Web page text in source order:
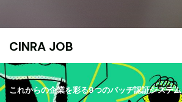
CINRA JOB
これからの企業を彩る9つのバッヂ認証システム